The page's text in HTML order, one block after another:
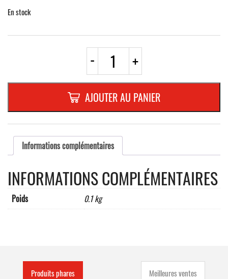
En stock
- quantité
AUTOCOLLANT
TRIANGLE
200
mm
"ATTENTION
DANGER
RADIOACTIF"
+
AJOUTER AU PANIER
Informations complémentaires
INFORMATIONS COMPLÉMENTAIRES
Poids 0.1 kg
Produits phares Meilleures ventes